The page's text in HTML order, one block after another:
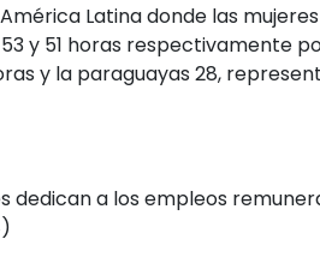
Latina donde las
y 51 horas respectivamente
y la paraguayas 28,
a los empleos